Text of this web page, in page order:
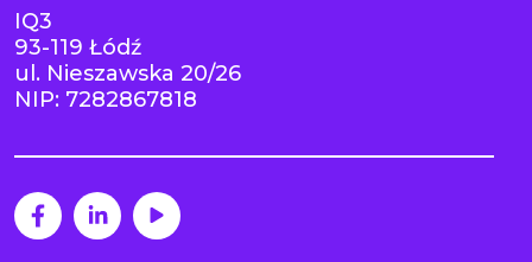
IQ3
93-119 Łódź
ul. Nieszawska 20/26
NIP: 7282867818